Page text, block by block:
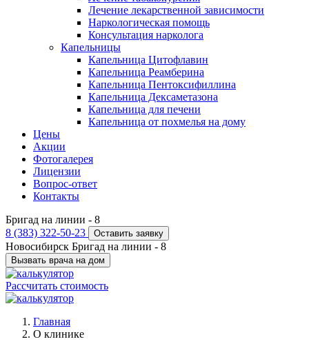
Лечение лекарственной зависимости
Наркологическая помощь
Консультация нарколога
Капельницы
Капельница Цитофлавин
Капельница Реамберина
Капельница Пентоксифиллина
Капельница Дексаметазона
Капельница для печени
Капельница от похмелья на дому
Цены
Акции
Фотогалерея
Лицензии
Вопрос-ответ
Контакты
Бригад на линии - 8
8 (383) 322-50-23
Оставить заявку
Новосибирск Бригад на линии - 8
Вызвать врача на дом
Рассчитать стоимость
Главная
О клинике